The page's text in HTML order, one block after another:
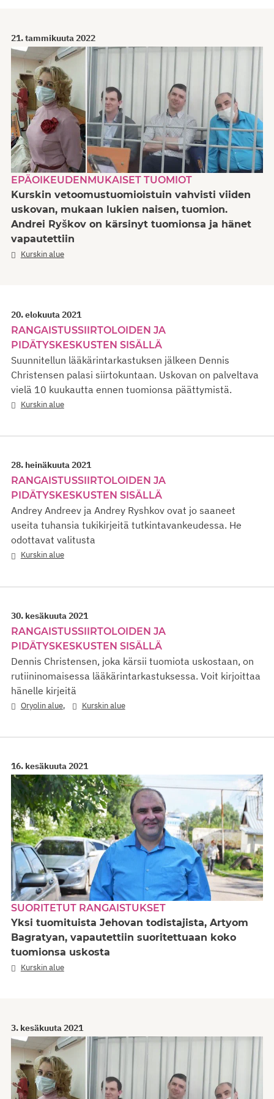
21. tammikuuta 2022
EPÄOIKEUDENMUKAISET TUOMIOT
Kurskin vetoomustuomioistuin vahvisti viiden
uskovan, mukaan lukien naisen, tuomion.
Andrei Ryškov on kärsinyt tuomionsa ja hänet
vapautettiin
Kurskin alue
20. elokuuta 2021
RANGAISTUSSIIRTOLOIDEN JA
PIDÄTYSKESKUSTEN SISÄLLÄ
Suunnitellun lääkärintarkastuksen jälkeen Dennis
Christensen palasi siirtokuntaan. Uskovan on palveltava
vielä 10 kuukautta ennen tuomionsa päättymistä.
Kurskin alue
28. heinäkuuta 2021
RANGAISTUSSIIRTOLOIDEN JA
PIDÄTYSKESKUSTEN SISÄLLÄ
Andrey Andreev ja Andrey Ryshkov ovat jo saaneet
useita tuhansia tukikirjeitä tutkintavankeudessa. He
odottavat valitusta
Kurskin alue
30. kesäkuuta 2021
RANGAISTUSSIIRTOLOIDEN JA
PIDÄTYSKESKUSTEN SISÄLLÄ
Dennis Christensen, joka kärsii tuomiota uskostaan, on
rutiininomaisessa lääkärintarkastuksessa. Voit kirjoittaa
hänelle kirjeitä
Oryolin alue, Kurskin alue
16. kesäkuuta 2021
SUORITETUT RANGAISTUKSET
Yksi tuomituista Jehovan todistajista, Artyom
Bagratyan, vapautettiin suoritettuaan koko
tuomionsa uskosta
Kurskin alue
3. kesäkuuta 2021